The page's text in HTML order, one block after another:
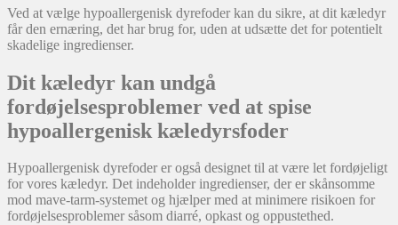
Ved at vælge hypoallergenisk dyrefoder kan du sikre, at dit kæledyr
får den ernæring, det har brug for, uden at udsætte det for potentielt
skadelige ingredienser.
Dit kæledyr kan undgå
fordøjelsesproblemer ved at spise
hypoallergenisk kæledyrsfoder
Hypoallergenisk dyrefoder er også designet til at være let fordøjeligt
for vores kæledyr. Det indeholder ingredienser, der er skånsomme
mod mave-tarm-systemet og hjælper med at minimere risikoen for
fordøjelsesproblemer såsom diarré, opkast og oppustethed.